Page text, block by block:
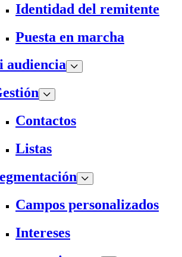
Identidad del remitente
Puesta en marcha
audiencia
Contactos
Listas
Campos personalizados
Intereses